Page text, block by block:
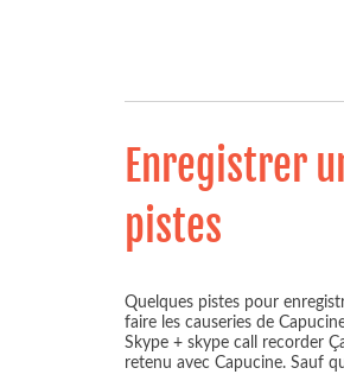
Enregistrer
pistes
Quelques pistes pour
faire les causeries de
Skype + skype call recorder
retenu avec Capucine. Sauf